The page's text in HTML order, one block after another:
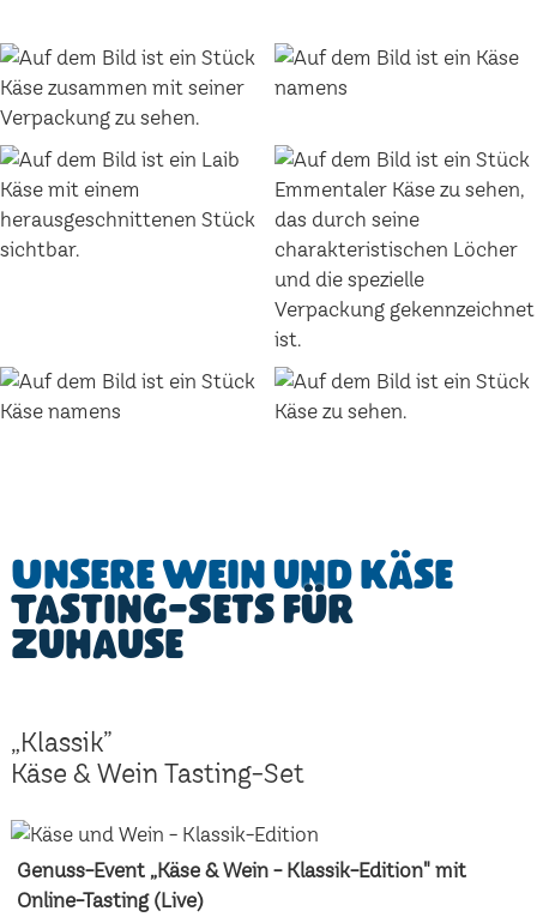
Unsere Wein und Käse
Tasting-Sets für
Zuhause
„Klassik”
Käse & Wein Tasting-Set
Genuss-Event „Käse & Wein - Klassik-Edition" mit
Online-Tasting (Live)